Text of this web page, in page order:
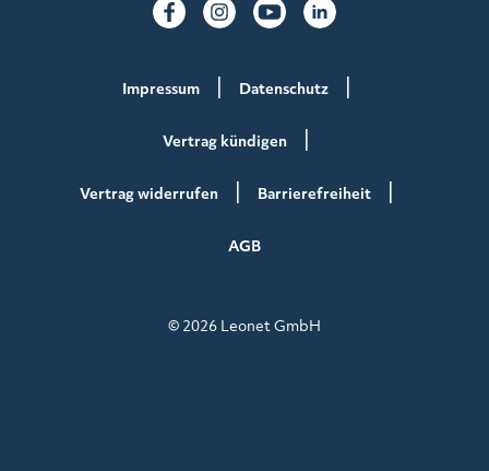
Impressum Datenschutz
Vertrag kündigen
Vertrag widerrufen Barrierefreiheit
AGB
© 2026 Leonet GmbH